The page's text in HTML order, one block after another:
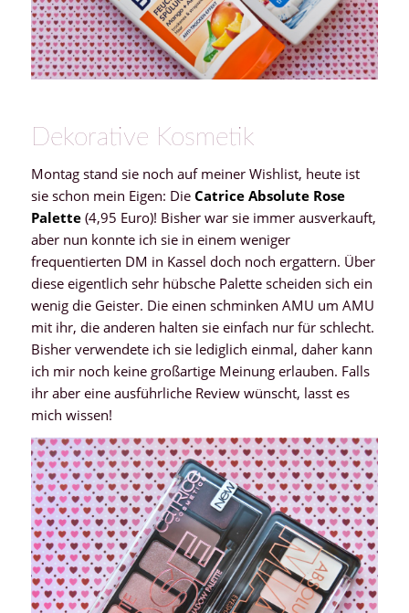
Dekorative Kosmetik
Montag stand sie noch auf meiner Wishlist, heute ist
sie schon mein Eigen: Die Catrice Absolute Rose
Palette (4,95 Euro)! Bisher war sie immer ausverkauft,
aber nun konnte ich sie in einem weniger
frequentierten DM in Kassel doch noch ergattern. Über
diese eigentlich sehr hübsche Palette scheiden sich ein
wenig die Geister. Die einen schminken AMU um AMU
mit ihr, die anderen halten sie einfach nur für schlecht.
Bisher verwendete ich sie lediglich einmal, daher kann
ich mir noch keine großartige Meinung erlauben. Falls
ihr aber eine ausführliche Review wünscht, lasst es
mich wissen!